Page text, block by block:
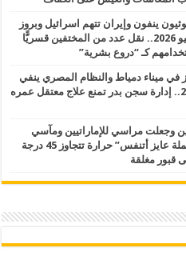
ينفون وإيران تتهم اسرائيل وبروز
اسم أوكرانيا والإمارات.. الجمعة 31 يوليو 2026.. نقل عدد من المختفين قسريًّا
كـ “دروع بشرية”
في ميناء دمياط والنظام المصري ينفي
ثم يقر ويعترف.. الخميس 30 يوليو 2026.. إدارة سجن بدر تمنع علاج معتقل عمره
وجعلت مراسي للإماراتيين ومآسي
للمصريين.. الأربعاء 29 يوليو 2026.. “حملة عايز أتنفس” حرارة تتجاوز 45 درجة